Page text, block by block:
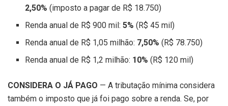
2,50% (imposto a pagar de R$ 18.750)
Renda anual de R$ 900 mil:5% (R$ 45 mil)
Renda anual de R$ 1,05 milhão: 7,50% (R$ 78.750)
Renda anual de R$ 1,2 milhão: 10% (R$ 120 mil)
CONSIDERA O JÁ PAGO — A tributação mínima considera
também o imposto que já foi pago sobre a renda. Se, por